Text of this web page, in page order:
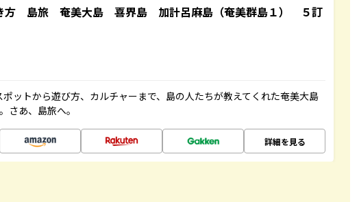
方 島旅 奄美大島 喜界島 加計呂麻島（奄美群島１） ５訂
ットから遊び方、カルチャーまで、島の人たちが教えてくれた奄美大島
さあ、島旅へ。
詳細を見る